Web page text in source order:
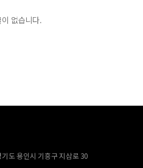
없습니다.
도 용인시 기흥구 지삼로 30